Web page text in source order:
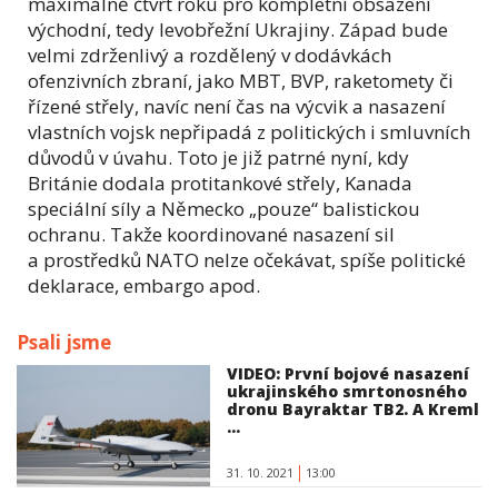
východní, tedy levobřežní Ukrajiny. Západ bude
velmi zdrženlivý a rozdělený v dodávkách
ofenzivních zbraní, jako MBT, BVP, raketomety či
řízené střely, navíc není čas na výcvik a nasazení
vlastních vojsk nepřipadá z politických i smluvních
důvodů v úvahu. Toto je již patrné nyní, kdy
Británie dodala protitankové střely, Kanada
speciální síly a Německo „pouze“ balistickou
ochranu. Takže koordinované nasazení sil
a prostředků NATO nelze očekávat, spíše politické
deklarace, embargo apod.
Psali jsme
VIDEO: První bojové nasazení
ukrajinského smrtonosného
dronu Bayraktar TB2. A Kreml
...
31. 10. 2021 13:00